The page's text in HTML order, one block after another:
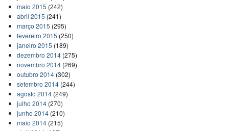
maio 2015 (242)
abril 2015 (241)
março 2015 (295)
fevereiro 2015 (250)
janeiro 2015 (189)
dezembro 2014(275)
novembro 2014(269)
outubro 2014(302)
setembro 2014(244)
agosto 2014(249)
julho 2014(270)
junho 2014(210)
maio 2014(215)